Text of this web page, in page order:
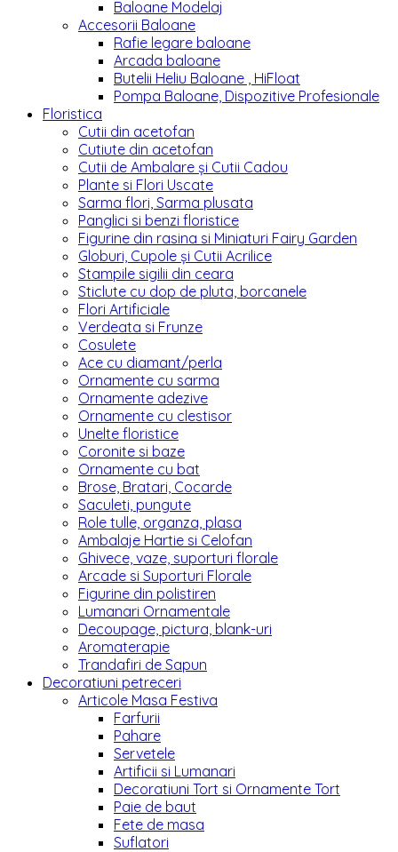
Baloane Modelaj
Accesorii Baloane
Rafie legare baloane
Arcada baloane
Butelii Heliu Baloane , HiFloat
Pompa Baloane, Dispozitive Profesionale
Floristica
Cutii din acetofan
Cutiute din acetofan
Cutii de Ambalare și Cutii Cadou
Plante si Flori Uscate
Sarma flori, Sarma plusata
Panglici si benzi floristice
Figurine din rasina si Miniaturi Fairy Garden
Globuri, Cupole și Cutii Acrilice
Stampile sigilii din ceara
Sticlute cu dop de pluta, borcanele
Flori Artificiale
Verdeata si Frunze
Cosulete
Ace cu diamant/perla
Ornamente cu sarma
Ornamente adezive
Ornamente cu clestisor
Unelte floristice
Coronite si baze
Ornamente cu bat
Brose, Bratari, Cocarde
Saculeti, pungute
Role tulle, organza, plasa
Ambalaje Hartie si Celofan
Ghivece, vaze, suporturi florale
Arcade si Suporturi Florale
Figurine din polistiren
Lumanari Ornamentale
Decoupage, pictura, blank-uri
Aromaterapie
Trandafiri de Sapun
Decoratiuni petreceri
Articole Masa Festiva
Farfurii
Pahare
Servetele
Artificii si Lumanari
Decoratiuni Tort si Ornamente Tort
Paie de baut
Fete de masa
Suflatori